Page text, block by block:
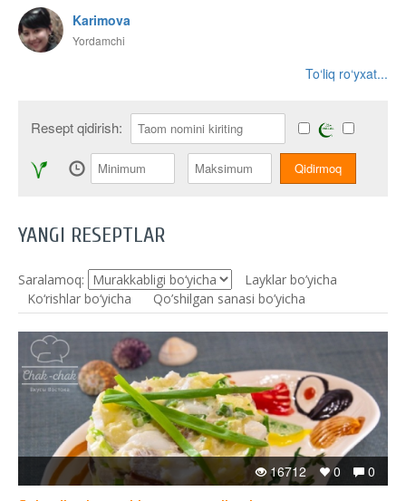
Karimova
Yordamchi
To‘liq ro‘yxat...
Resept qidirish:
YANGI RESEPTLAR
Saralamoq:
Layklar bo’yicha
Ko‘rishlar bo‘yicha
Qo’shilgan sanasi bo’yicha
0
0
16712